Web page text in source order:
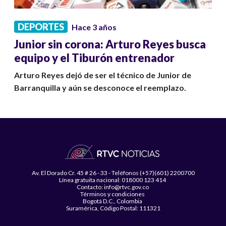
DEPORTES Hace 3 años
Junior sin corona: Arturo Reyes busca
equipo y el Tiburón entrenador
Arturo Reyes dejó de ser el técnico de Junior de
Barranquilla y aún se desconoce el reemplazo.
Av. El Dorado Cr. 45 # 26 - 33 - Teléfonos (+57)(601) 2200700
Línea gratuita nacional: 018000 123 414
Contacto: info@rtvc.gov.co
Términos y condiciones
Bogotá D.C., Colombia
Suramérica, Código Postal: 111321